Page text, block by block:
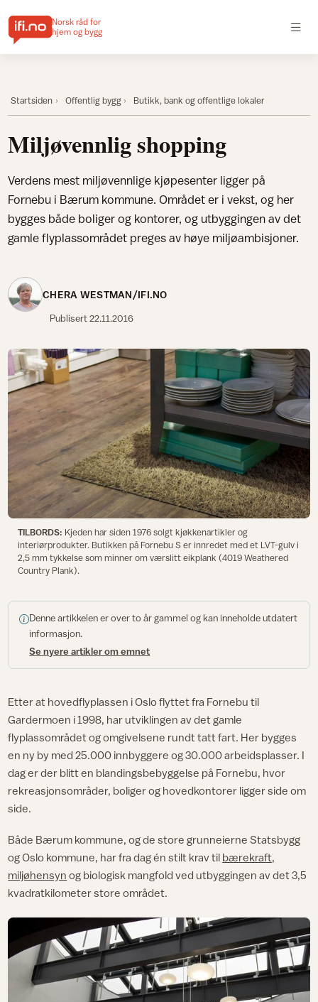
Norsk råd for
hjem og bygg
Startsiden Offentlig bygg Butikk, bank og offentlige lokaler
Miljøvennlig shopping
Verdens mest miljøvennlige kjøpesenter ligger på
Fornebu i Bærum kommune. Området er i vekst, og her
bygges både boliger og kontorer, og utbyggingen av det
gamle flyplassområdet preges av høye miljøambisjoner.
CHERA WESTMAN/IFI.NO
Publisert22.11.2016
TILBORDS: Kjeden har siden 1976 solgt kjøkkenartikler og
interiørprodukter. Butikken på Fornebu S er innredet med et LVT-gulv i
2,5 mm tykkelse som minner om værslitt eikplank (4019 Weathered
Country Plank).
Denne artikkelen er over to år gammel og kan inneholde utdatert
informasjon.
Se nyere artikler om emnet
Etter at hovedflyplassen i Oslo flyttet fra Fornebu til
Gardermoen i 1998, har utviklingen av det gamle
flyplassområdet og omgivelsene rundt tatt fart. Her bygges
en ny by med 25.000 innbyggere og 30.000 arbeidsplasser. I
dag er der blitt en blandingsbebyggelse på Fornebu, hvor
rekreasjonsområder, boliger og hovedkontorer ligger side om
side.
Både Bærum kommune, og de store grunneierne Statsbygg
og Oslo kommune, har fra dag én stilt krav til bærekraft,
miljøhensyn og biologisk mangfold ved utbyggingen av det 3,5
kvadratkilometer store området.